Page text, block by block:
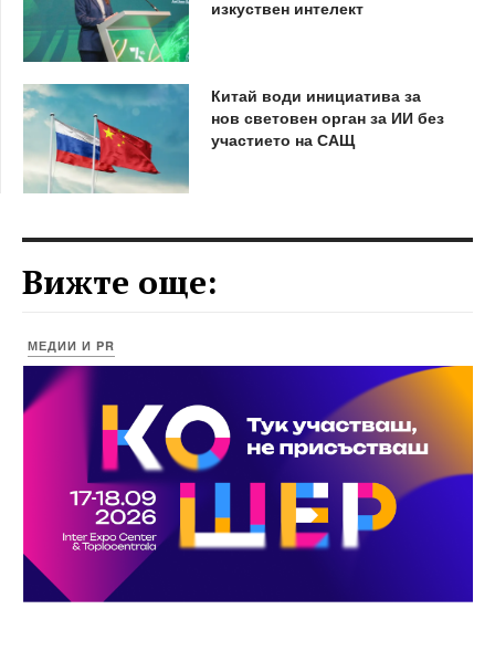
изкуствен интелект
Китай води инициатива за
нов световен орган за ИИ без
участието на САЩ
Вижте още:
МЕДИИ И PR